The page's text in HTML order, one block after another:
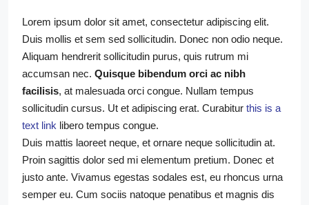
Lorem ipsum dolor sit amet, consectetur adipiscing elit.
Duis mollis et sem sed sollicitudin. Donec non odio neque.
Aliquam hendrerit sollicitudin purus, quis rutrum mi
accumsan nec. Quisque bibendum orci ac nibh
facilisis, at malesuada orci congue. Nullam tempus
sollicitudin cursus. Ut et adipiscing erat. Curabitur this is a
text link libero tempus congue.
Duis mattis laoreet neque, et ornare neque sollicitudin at.
Proin sagittis dolor sed mi elementum pretium. Donec et
justo ante. Vivamus egestas sodales est, eu rhoncus urna
semper eu. Cum sociis natoque penatibus et magnis dis